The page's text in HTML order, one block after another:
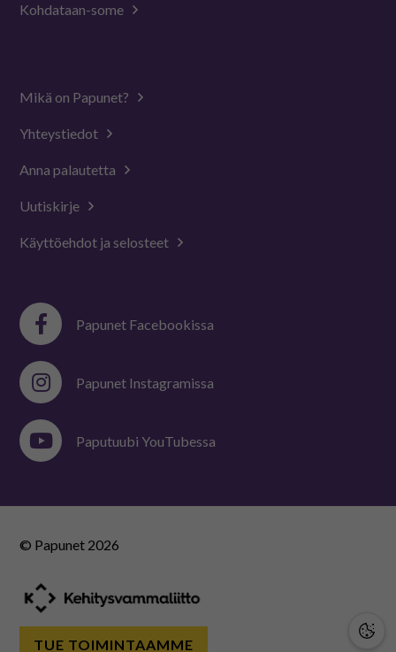
Kohdataan-some
Mikä on Papunet?
Yhteystiedot
Anna palautetta
Uutiskirje
Käyttöehdot ja selosteet
Papunet Facebookissa
Papunet Instagramissa
Paputuubi YouTubessa
© Papunet 2026
TUE TOIMINTAAMME